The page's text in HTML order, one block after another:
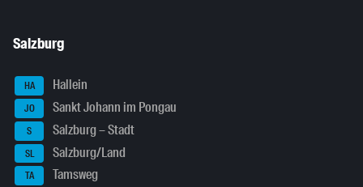
Salzburg
HA Hallein
JO Sankt Johann im Pongau
S Salzburg – Stadt
SL Salzburg/Land
TA Tamsweg